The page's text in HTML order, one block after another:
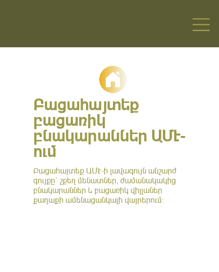
Բացահայտեք
բացառիկ
բնակարաններ ԱՄԷ-
ում
Բացահայտեք ԱՄԷ-ի լավագույն անշարժ
գույքը՝ շքեղ մենատներ, ժամանակակից
բնակարաններ և բացառիկ վիլլաներ
քաղաքի ամենացանկալի վայրերում։